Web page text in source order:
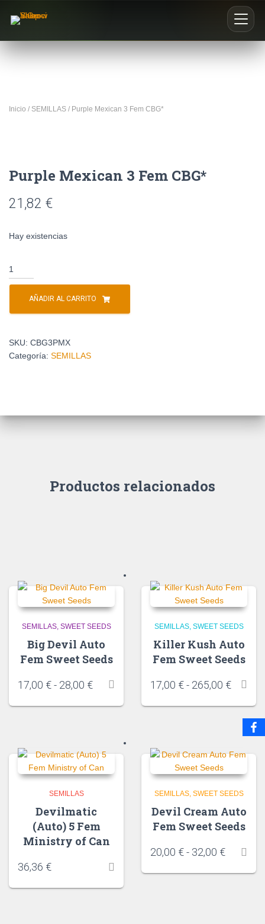
Inicio / SEMILLAS / Purple Mexican 3 Fem CBG*
Purple Mexican 3 Fem CBG*
21,82 €
Hay existencias
AÑADIR AL CARRITO
SKU: CBG3PMX
Categoría: SEMILLAS
Productos relacionados
SEMILLAS SWEET SEEDS
Big Devil Auto
Fem Sweet Seeds
17,00 €- 28,00 €
SEMILLAS SWEET SEEDS
Killer Kush Auto
Fem Sweet Seeds
17,00 €- 265,00 €
SEMILLAS
Devilmatic
(Auto) 5 Fem
Ministry of Can
36,36 €
SEMILLAS SWEET SEEDS
Devil Cream Auto
Fem Sweet Seeds
20,00 €- 32,00 €